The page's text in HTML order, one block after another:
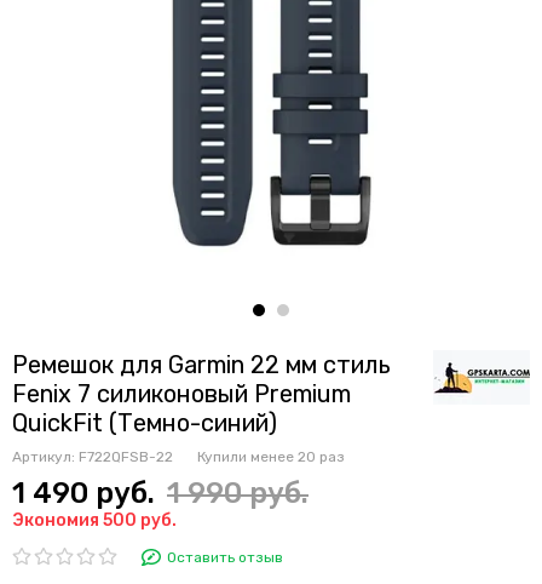
Ремешок для Garmin 22 мм стиль
Fenix 7 силиконовый Premium
QuickFit (Темно-синий)
Артикул: F722QFSB-22 Купили менее 20 раз
1 490 руб. 1 990 руб.
Экономия 500 руб.
Оставить отзыв